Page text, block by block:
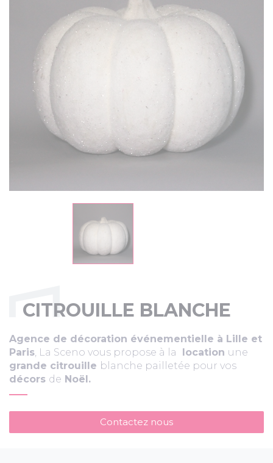
CITROUILLE BLANCHE
Agence de décoration événementielle à Lille et
Paris , La Sceno vous propose à la location une
grande citrouille blanche pailletée pour vos
décors de Noël.
Contactez nous